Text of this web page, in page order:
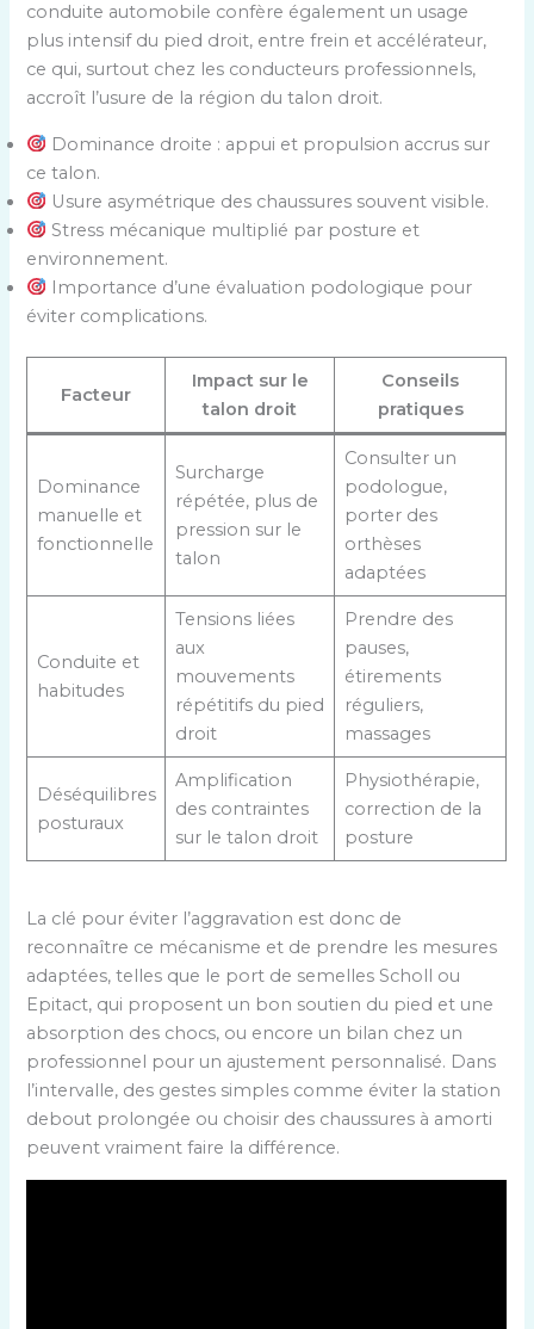
conduite automobile confère également un usage
plus intensif du pied droit, entre frein et accélérateur,
ce qui, surtout chez les conducteurs professionnels,
accroît l’usure de la région du talon droit.
Dominance droite : appui et propulsion accrus sur
ce talon.
Usure asymétrique des chaussures souvent visible.
Stress mécanique multiplié par posture et
environnement.
Importance d’une évaluation podologique pour
éviter complications.
Facteur
Impact sur le
talon droit
Conseils
pratiques
Dominance
manuelle et
fonctionnelle
Surcharge
répétée, plus de
pression sur le
talon
Consulter un
podologue,
porter des
orthèses
adaptées
Conduite et
habitudes
Tensions liées
aux
mouvements
répétitifs du pied
droit
Prendre des
pauses,
étirements
réguliers,
massages
Déséquilibres
posturaux
Amplification
des contraintes
sur le talon droit
Physiothérapie,
correction de la
posture
La clé pour éviter l’aggravation est donc de
reconnaître ce mécanisme et de prendre les mesures
adaptées, telles que le port de semelles Scholl ou
Epitact, qui proposent un bon soutien du pied et une
absorption des chocs, ou encore un bilan chez un
professionnel pour un ajustement personnalisé. Dans
l’intervalle, des gestes simples comme éviter la station
debout prolongée ou choisir des chaussures à amorti
peuvent vraiment faire la différence.